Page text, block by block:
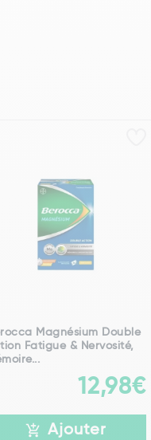
Magnésium Double
Fatigue & Nervosité,
12,98€
Ajouter